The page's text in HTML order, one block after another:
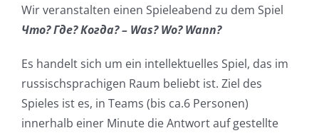
Wir veranstalten einen Spieleabend zu dem Spiel
Что?Где?Когда? – Was? Wo? Wann?
Es handelt sich um ein intellektuelles Spiel, das im
russischsprachigen Raum beliebt ist. Ziel des
Spieles ist es, in Teams (bis ca.6 Personen)
innerhalb einer Minute die Antwort auf gestellte